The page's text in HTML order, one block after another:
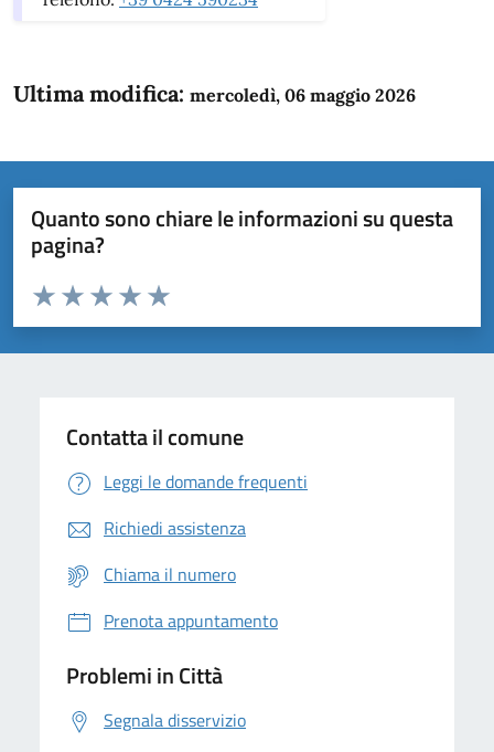
Ultima modifica: mercoledì, 06 maggio 2026
Quanto sono chiare le informazioni su questa
pagina?
Domanda
Valuta da 1 a 5 stelle la pagina
Valuta 5 stelle su 5
Valuta 4 stelle su 5
Valuta 3 stelle su 5
Valuta 2 stelle su 5
Valuta 1 stelle su 5
Contatta il comune
Leggi le domande frequenti
Richiedi assistenza
Chiama il numero
Prenota appuntamento
Problemi in Città
Segnala disservizio